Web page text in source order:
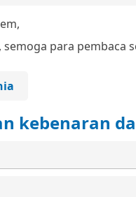
para pembaca
kebenaran